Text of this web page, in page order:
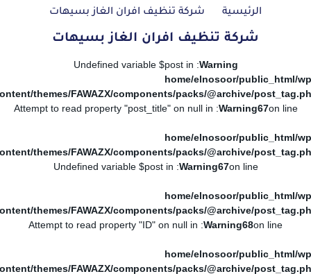
الرئيسية شركة تنظيف افران الغاز بسيهات
شركة تنظيف افران الغاز بسيهات
Warning
: Undefined variable $post in
/home/elnosoor/public_html/
themes/FAWAZX/components/packs/@archive/
on line
67
Warning
: Attempt to read property "post_title" on null in
/home/elnosoor/public_html/
themes/FAWAZX/components/packs/@archive/
on line
67
Warning
: Undefined variable $post in
/home/elnosoor/public_html/
themes/FAWAZX/components/packs/@archive/
on line
68
Warning
: Attempt to read property "ID" on null in
/home/elnosoor/public_html/
themes/FAWAZX/components/packs/@archive/